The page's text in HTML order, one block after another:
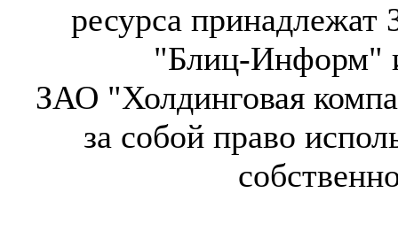
ресурса
"Блиц-Информ"
ЗАО "Холдинговая
за собой право